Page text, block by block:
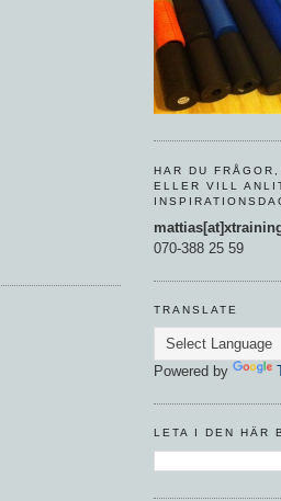
HAR DU
ELLER VILL
070-388 25 59
TRANSLATE
Powered by
LETA I DEN HÄR